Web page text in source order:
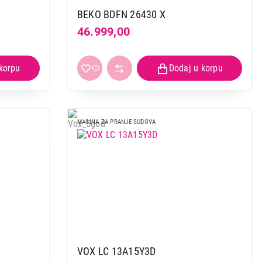
BEKO BDFN 26430 X
46.999,00
MASINA ZA PRANJE SUDOVA
VOX LC 13A15Y3D